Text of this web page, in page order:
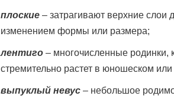
плоские – затрагивают верхние
изменением формы или размера;
лентиго – многочисленные родинки,
стремительно растет в юношеском или
выпуклый невус – небольшое